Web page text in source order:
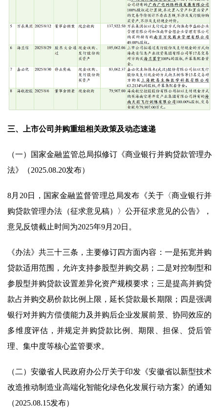
三、上市公司并购重组相关政策及动态速递
（一）国家金融监管总局拟修订《商业银行并购贷款管理办
法》（2025.08.20发布）
8月20日，国家金融监督管理总局发布《关于〈商业银行并
购贷款管理办法（征求意见稿）〉公开征求意见的公告》，
意见反馈截止时间为2025年9月20日。
《办法》共三十三条，主要修订四方面内容：一是拓宽并购
贷款适用范围，允许支持参股型并购交易；二是对控制型和
参股型并购贷款设置差异化资产规模要求；三是提高并购贷
款占并购交易价款比例上限，延长贷款最长期限；四是强调
银行对并购方偿债能力及并购后企业发展前景、协同效应的
多维度评估，并规定并购贷款比例、期限、担保、贷后管
理、集中度等核心监管要求。
（二）安徽省人民政府办公厅关于印发《安徽省以新型技术
改造推动制造业高端化智能化绿色化发展行动方案》的通知
（2025.08.15发布）